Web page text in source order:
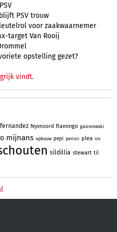
PSV trouw
voor zaakwaarnemer
target Van Rooij
opstelling gezet?
vindt.
fernandez feyenoord flamingo gasiorowski
mijnans opbouw pepi perisic plea rcv
sildillia stewart til